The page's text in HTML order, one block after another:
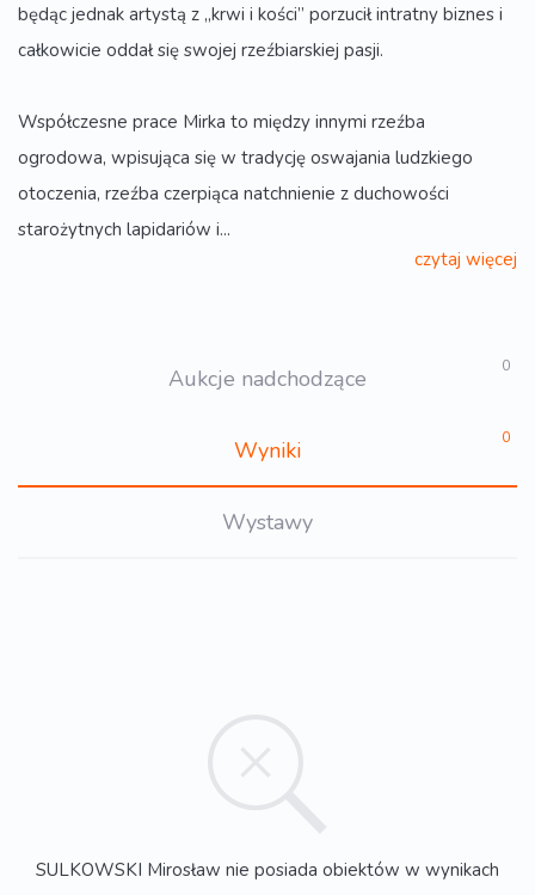
będąc jednak artystą z „krwi i kości” porzucił intratny biznes i
całkowicie oddał się swojej rzeźbiarskiej pasji.
Współczesne prace Mirka to między innymi rzeźba
ogrodowa, wpisująca się w tradycję oswajania ludzkiego
otoczenia, rzeźba czerpiąca natchnienie z duchowości
starożytnych lapidariów i...
czytaj więcej
Aukcje nadchodzące 0
Wyniki 0
Wystawy
SULKOWSKI Mirosław nie posiada obiektów w wynikach